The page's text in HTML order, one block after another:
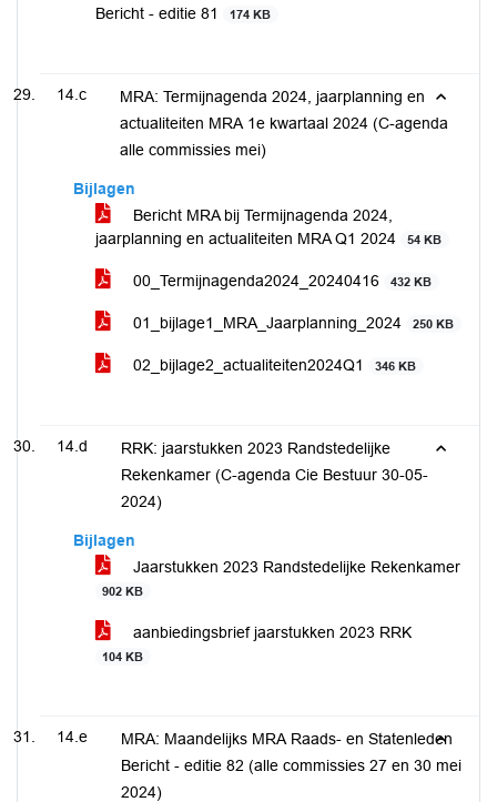
Bericht - editie 81
174 KB
14.c
MRA: Termijnagenda 2024, jaarplanning en
actualiteiten MRA 1e kwartaal 2024 (C-agenda
alle commissies mei)
Bijlagen
Bericht MRA bij Termijnagenda 2024,
jaarplanning en actualiteiten MRA Q1 2024
54 KB
00_Termijnagenda2024_20240416 432 KB
01_bijlage1_MRA_Jaarplanning_2024 250 KB
02_bijlage2_actualiteiten2024Q1 346 KB
14.d
RRK: jaarstukken 2023 Randstedelijke
Rekenkamer (C-agenda Cie Bestuur 30-05-
2024)
Bijlagen
Jaarstukken 2023 Randstedelijke Rekenkamer
902 KB
aanbiedingsbrief jaarstukken 2023 RRK
104 KB
14.e
MRA: Maandelijks MRA Raads- en Statenleden
Bericht - editie 82 (alle commissies 27 en 30 mei
2024)